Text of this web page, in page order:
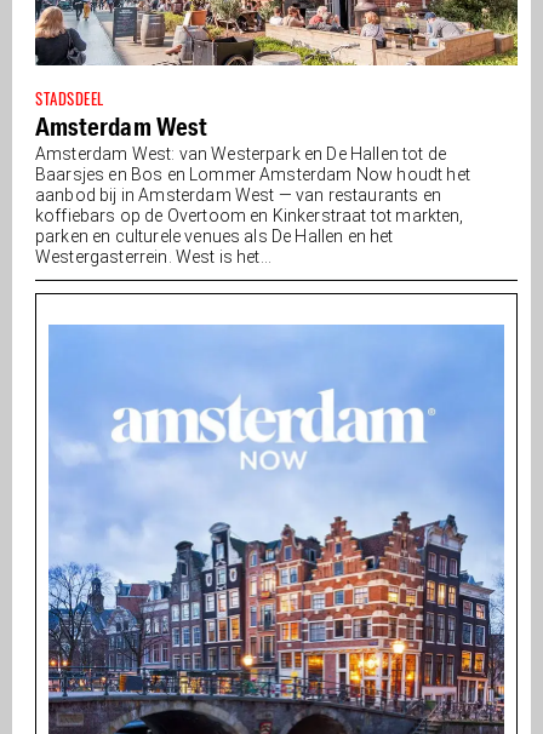
STADSDEEL
Amsterdam West
Amsterdam West: van Westerpark en De Hallen tot de
Baarsjes en Bos en Lommer Amsterdam Now houdt het
aanbod bij in Amsterdam West — van restaurants en
koffiebars op de Overtoom en Kinkerstraat tot markten,
parken en culturele venues als De Hallen en het
Westergasterrein. West is het...